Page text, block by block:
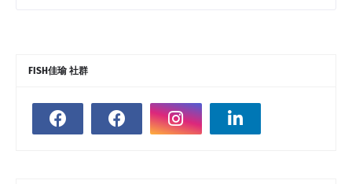
FISH佳瑜 社群